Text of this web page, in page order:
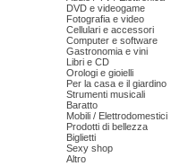
DVD e videogame
Fotografia e video
Cellulari e accessori
Computer e software
Gastronomia e vini
Libri e CD
Orologi e gioielli
Per la casa e il giardino
Strumenti musicali
Baratto
Mobili / Elettrodomestici
Prodotti di bellezza
Biglietti
Sexy shop
Altro